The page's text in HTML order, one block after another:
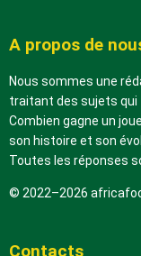
A propos de
Nous sommes une
traitant des sujets qui
Combien gagne un
son histoire et son
Toutes les réponses
© 2022–2026
Contacts